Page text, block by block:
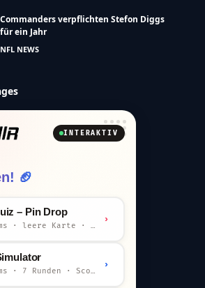
Commanders verpflichten Stefon Diggs
für ein Jahr
NFL NEWS
INTERAKTIV
🏈
– Pin Drop
32 Teams · leere Karte · km-Wertung
›
32 Teams · 7 Runden · Scout-Kommentar
›